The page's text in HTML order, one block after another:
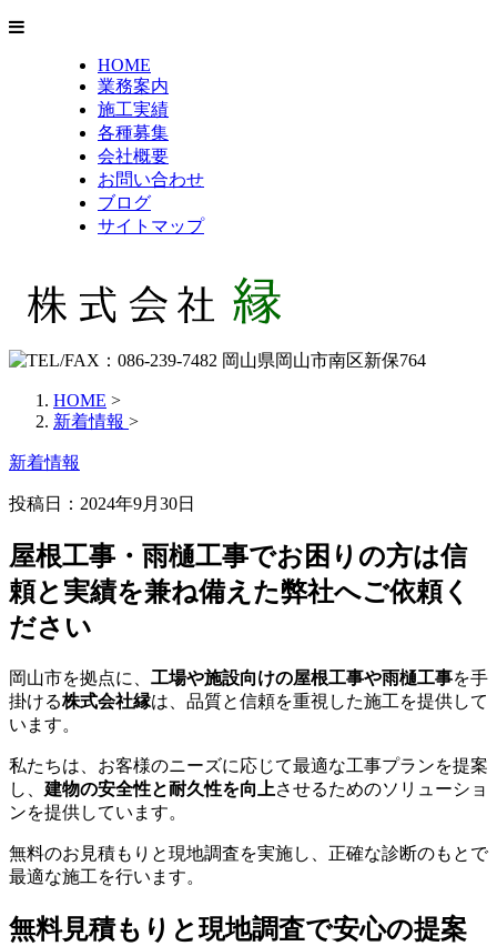
HOME
業務案内
施工実績
各種募集
会社概要
お問い合わせ
ブログ
サイトマップ
HOME >
新着情報 >
新着情報
投稿日：2024年9月30日
屋根工事・雨樋工事でお困りの方は信
頼と実績を兼ね備えた弊社へご依頼く
ださい
岡山市を拠点に、 工場や施設向けの屋根工事や雨樋工事を手
掛ける株式会社縁は、品質と信頼を重視した施工を提供して
います。
私たちは、お客様のニーズに応じて最適な工事プランを提案
し、 建物の安全性と耐久性を向上させるためのソリューショ
ンを提供しています。
無料のお見積もりと現地調査を実施し、正確な診断のもとで
最適な施工を行います。
無料見積もりと現地調査で安心の提案